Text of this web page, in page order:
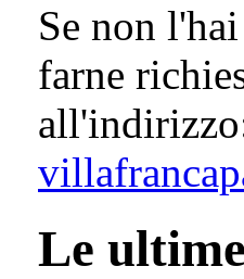
Se non
farne
Le